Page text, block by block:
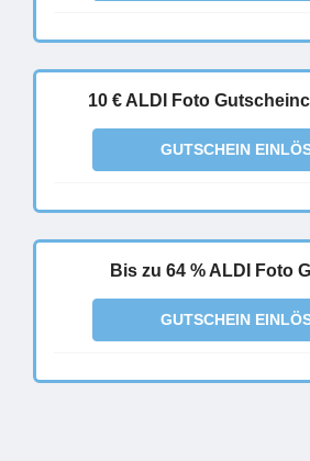
10 € ALDI Foto
GUTSCHEIN
Bis zu 64 % ALDI Foto
GUTSCHEIN